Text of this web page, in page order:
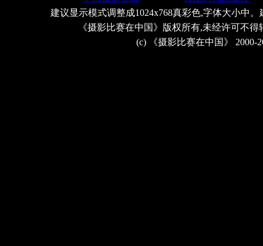
建议显示模式调整成1024x768真彩色,字体大小中
《摄影比赛在中国》版权所有,未经许可不
(c) 《摄影比赛在中国》 2000-